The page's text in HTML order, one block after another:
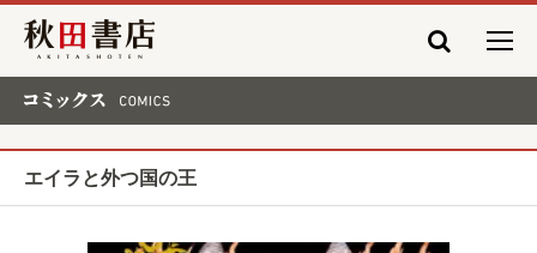
秋田書店
エイラと外つ国の王